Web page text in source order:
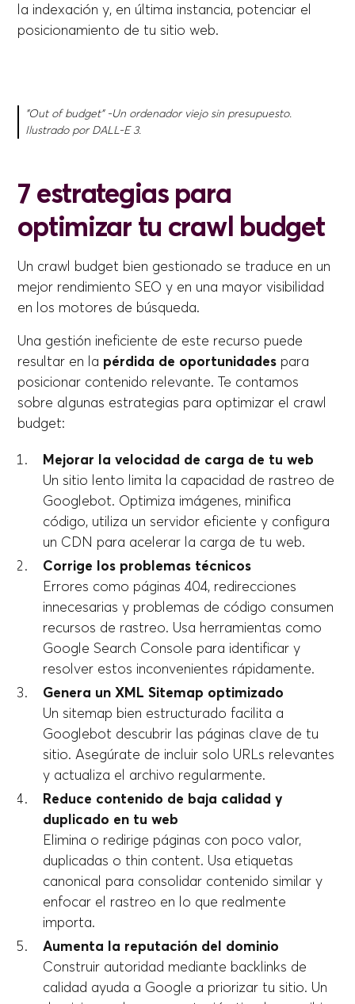
la indexación y, en última instancia, potenciar el
posicionamiento de tu sitio web.
"Out of budget” -Un ordenador viejo sin presupuesto.
Ilustrado por DALL-E 3.
7 estrategias para
optimizar tu crawl budget
Un crawl budget bien gestionado se traduce en un
mejor rendimiento SEO y en una mayor visibilidad
en los motores de búsqueda.
Una gestión ineficiente de este recurso puede
resultar en la pérdida de oportunidades para
posicionar contenido relevante. Te contamos
sobre algunas estrategias para optimizar el crawl
budget:
Mejorar la velocidad de carga de tu web
Un sitio lento limita la capacidad de rastreo de
Googlebot. Optimiza imágenes, minifica
código, utiliza un servidor eficiente y configura
un CDN para acelerar la carga de tu web.
Corrige los problemas técnicos
Errores como páginas 404, redirecciones
innecesarias y problemas de código consumen
recursos de rastreo. Usa herramientas como
Google Search Console para identificar y
resolver estos inconvenientes rápidamente.
Genera un XML Sitemap optimizado
Un sitemap bien estructurado facilita a
Googlebot descubrir las páginas clave de tu
sitio. Asegúrate de incluir solo URLs relevantes
y actualiza el archivo regularmente.
Reduce contenido de baja calidad y
duplicado en tu web
Elimina o redirige páginas con poco valor,
duplicadas o thin content. Usa etiquetas
canonical para consolidar contenido similar y
enfocar el rastreo en lo que realmente
importa.
Aumenta la reputación del dominio
Construir autoridad mediante backlinks de
calidad ayuda a Google a priorizar tu sitio. Un